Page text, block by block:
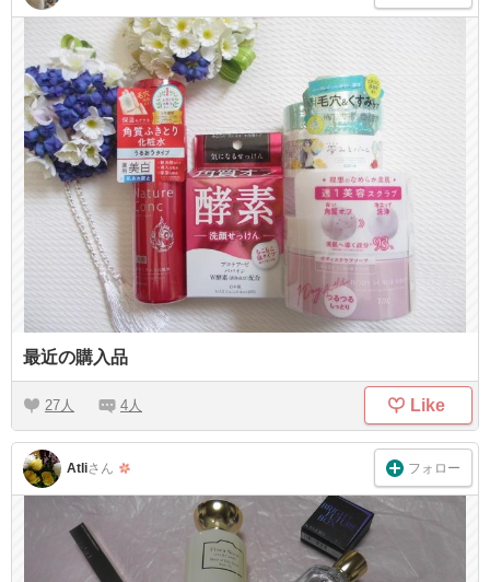
最近の購入品
27 4 Like
AtIiさん フォロー